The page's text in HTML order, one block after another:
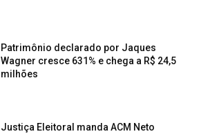
Patrimônio declarado por Jaques
Wagner cresce 631% e chega a R$ 24,5
milhões
Justiça Eleitoral manda ACM Neto